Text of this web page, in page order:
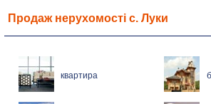
Продаж нерухомості с. Луки
квартира